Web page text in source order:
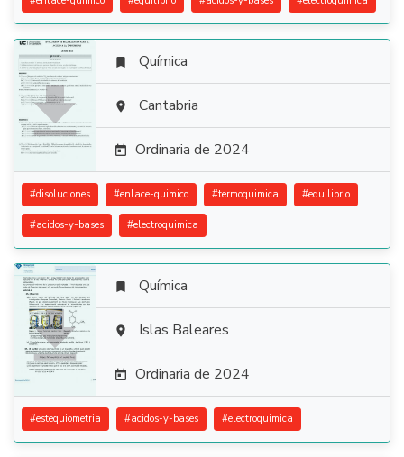

 Química
 Cantabria
 Ordinaria de 2024
#disoluciones #enlace-quimico #termoquimica #equilibrio
#acidos-y-bases #electroquimica

 Química
 Islas Baleares
 Ordinaria de 2024
#estequiometria #acidos-y-bases #electroquimica